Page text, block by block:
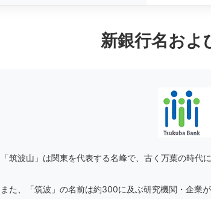
新銀行名およ
「筑波山」は関東を代表する名峰で、古く万葉の時代
また、「筑波」の名前は約300に及ぶ研究機関・企業